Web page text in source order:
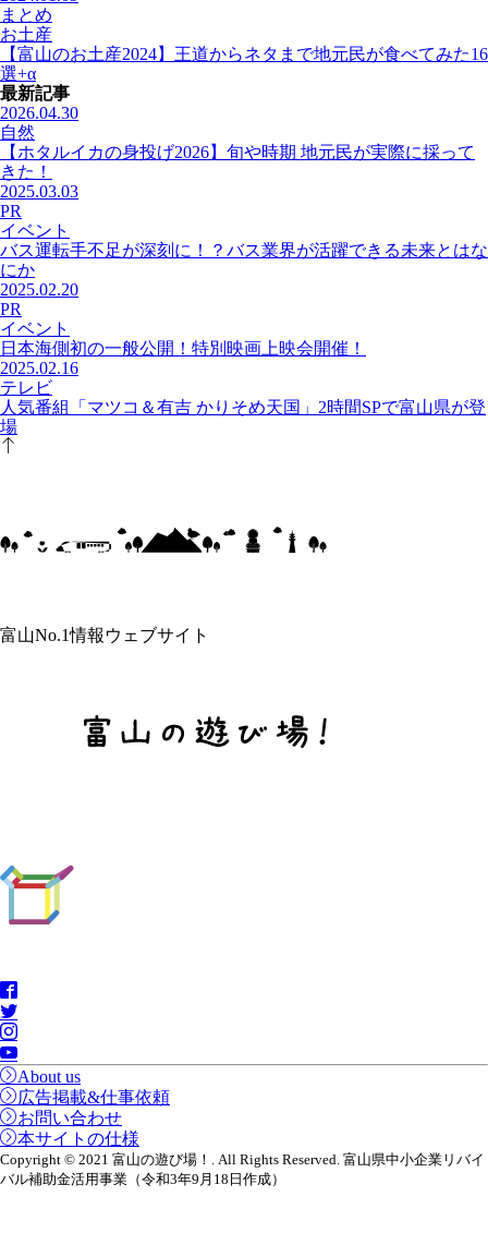
まとめ
お土産
【富山のお土産2024】王道からネタまで地元民が食べてみた16
選+α
最新記事
2026.04.30
自然
【ホタルイカの身投げ2026】旬や時期 地元民が実際に採って
きた！
2025.03.03
PR
イベント
バス運転手不足が深刻に！？バス業界が活躍できる未来とはな
にか
2025.02.20
PR
イベント
日本海側初の一般公開！特別映画上映会開催！
2025.02.16
テレビ
人気番組「マツコ＆有吉 かりそめ天国」2時間SPで富山県が登
場
富山No.1情報ウェブサイト
About us
広告掲載&仕事依頼
お問い合わせ
本サイトの仕様
Copyright © 2021 富山の遊び場！. All Rights Reserved. 富山県中小企業リバイ
バル補助金活用事業（令和3年9月18日作成）